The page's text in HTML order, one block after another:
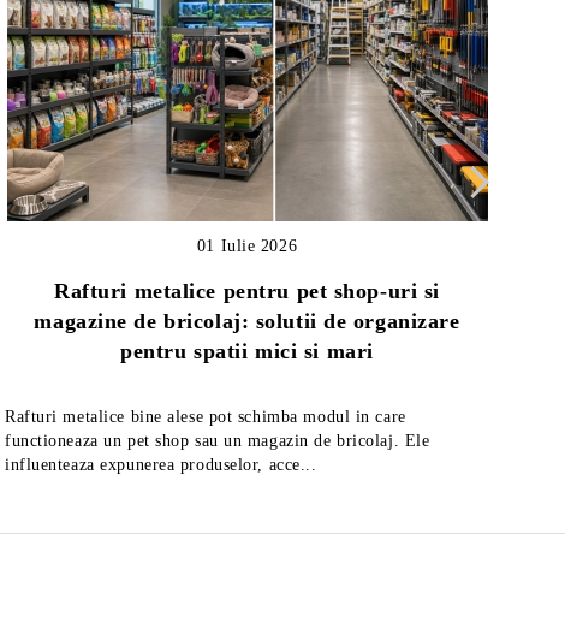
Rafturi metalice pentru pet shop-uri si
magazine de bricolaj: solutii de organizare
pentru spatii mici si mari
01 Iulie 2026
Rafturi metalice bine alese pot schimba modul in care
functioneaza un pet shop sau un magazin de bricolaj. Ele
influenteaza expunerea produselor, acce...